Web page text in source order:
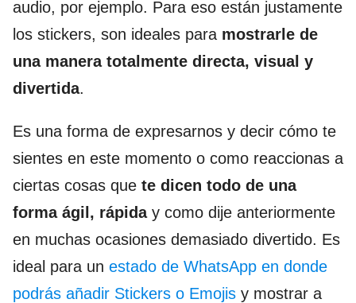
audio, por ejemplo. Para eso están justamente
los stickers, son ideales para mostrarle de
una manera totalmente directa, visual y
divertida.
Es una forma de expresarnos y decir cómo te
sientes en este momento o como reaccionas a
ciertas cosas que te dicen todo de una
forma ágil, rápiday como dije anteriormente
en muchas ocasiones demasiado divertido. Es
ideal para un estado de WhatsApp en donde
podrás añadir Stickers o Emojis y mostrar a